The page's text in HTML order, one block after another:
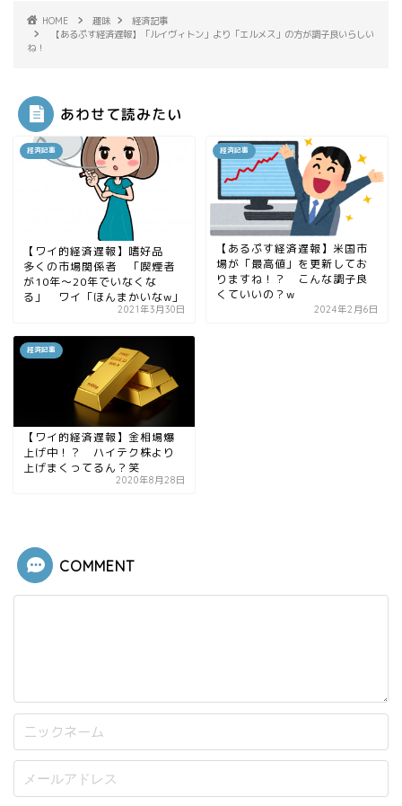
HOME 趣味
経済記事
【あるぷす経済遅報】「ルイヴィトン」より「エルメス」の方が調子良いらしい
ね！
あわせて読みたい
経済記事
【ワイ的経済遅報】嗜好品
多くの市場関係者 「喫煙者
が10年〜20年でいなくな
る」 ワイ「ほんまかいなw」
2021年3月30日
経済記事
【あるぷす経済遅報】米国市
場が「最高値」を更新してお
りますね！？ こんな調子良
くていいの？w
2024年2月6日
経済記事
【ワイ的経済遅報】金相場爆
上げ中！？ ハイテク株より
上げまくってるん？笑
2020年8月28日
COMMENT